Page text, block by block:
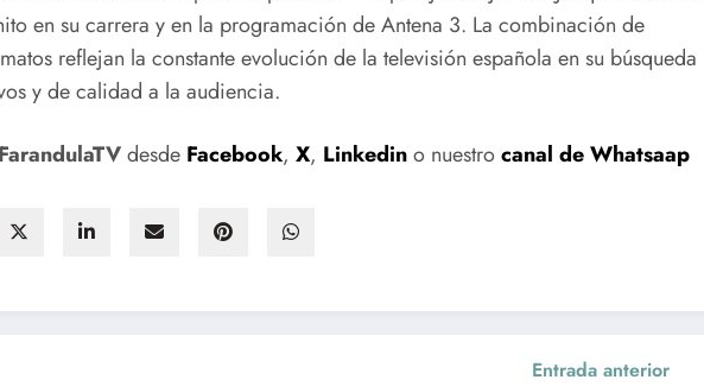
en su carrera y en la programación de Antena 3. La combinación de
reflejan la constante evolución de la televisión española en su búsqueda
y de calidad a la audiencia.
FarandulaTVdesde Facebook, X, Linkedino nuestrocanal de Whatsaap
Entrada anterior